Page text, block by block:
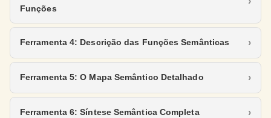
Funções
Ferramenta 4: Descrição das Funções Semânticas
Ferramenta 5: O Mapa Semântico Detalhado
Ferramenta 6: Síntese Semântica Completa